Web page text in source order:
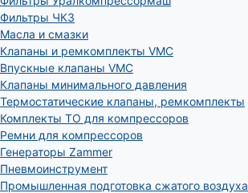
Фильтры ЧКЗ
Масла и смазки
Клапаны и ремкомплекты VMC
Впускные клапаны VMC
Клапаны минимального давления
Термостатические клапаны, ремкомплекты
Комплекты ТО для компрессоров
Ремни для компрессоров
Генераторы Zammer
Пневмоинструмент
Промышленная подготовка сжатого воздуха